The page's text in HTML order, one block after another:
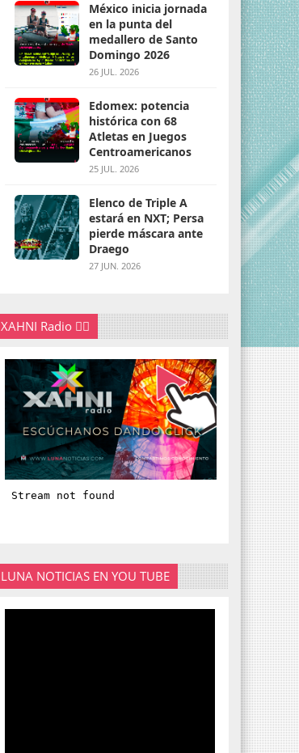
México inicia jornada
en la punta del
medallero de Santo
Domingo 2026
26 JUL. 2026
Edomex: potencia
histórica con 68
Atletas en Juegos
Centroamericanos
25 JUL. 2026
Elenco de Triple A
estará en NXT; Persa
pierde máscara ante
Draego
27 JUN. 2026
XAHNI Radio 👇🏽
LUNA NOTICIAS EN YOU TUBE